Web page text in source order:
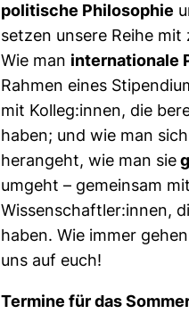
politische Philosophie
setzen unsere Reihe
Wie man internationale
Rahmen eines
mit Kolleg:innen, die
haben; und wie man
herangeht, wie man sie
umgeht – gemeinsam
Wissenschaftler:innen,
haben. Wie immer
uns auf euch!
Termine für das